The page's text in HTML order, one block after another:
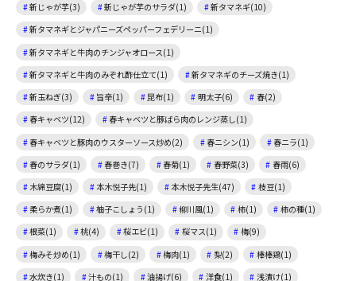
新じゃが芋(3)
新じゃが芋のサラダ(1)
新タマネギ(10)
新タマネギとジャパニーズペッパーフェデリーニ(1)
新タマネギと牛肉のチンジャオロース(1)
新タマネギと牛肉のみぞれ酢仕立て(1)
新タマネギのチーズ焼き(1)
新玉ねぎ(3)
旨辛(1) 昆布(1) 明太子(6)
春(2)
春キャベツ(12)
春キャベツと豚ばら肉のレンジ蒸し(1)
春キャベツと豚肉のウスターソース炒め(2)
春ニシン(1)
春ニラ(1)
春のサラダ(1)
春巻き(7) 春菊(1) 春野菜(3)
春雨(6)
木綿豆腐(1)
本木悦子先(1) 本木悦子先生(47)
枝豆(1)
柔らか煮(1)
柚子こしょう(1) 柳川風(1) 柿(1)
柿の種(1)
根菜(1)
桃(4) 桜エビ(1) 桜マス(1)
梅(9)
梅みそ炒め(1)
梅干し(2) 梅肉(1) 梨(2)
棒棒鶏(1)
水炊き(1)
汁もの(1) 油揚げ(6) 洋食(1) 浅漬け(1)